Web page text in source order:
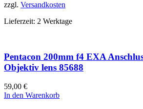
zzgl. Versandkosten
Lieferzeit: 2 Werktage
Pentacon 200mm f4 EXA
Objektiv lens 85688
59,00 €
In den Warenkorb